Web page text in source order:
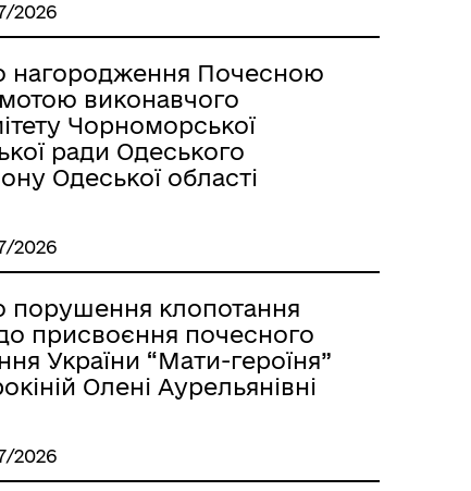
2026
нагородження Почесною
виконавчого
Чорноморської
ради Одеського
Одеської області
2026
порушення клопотання
присвоєння почесного
України “Мати-героїня”
Олені Аурельянівні
2026